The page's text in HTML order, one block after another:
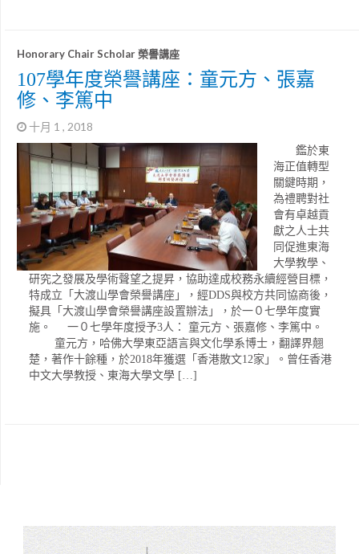
Honorary Chair Scholar 榮譽講座
107學年度榮譽講座：童元方、張嘉
修、李篤中
十月 1 , 2018
鑑於東
海正值轉型
關鍵時期，
為禮聘對社
會有卓越貢
獻之人士共
同促進東海
大學教學、
研究之發展及學術聲望之提昇，協助達成校務永續經營目標，
特成立「大渡山學會榮譽講座」，經DDS與校方共同協商後，
擬具「大渡山學會榮譽講座設置辦法」，於一０七學年度實
施。 一０七學年度授予3人： 童元方、張嘉修、李篤中。
童元方，哈佛大學東亞語言與文化學系博士，翻譯界翹
楚，著作十餘種，於2018年獲選「香港散文12家」。曾任香港
中文大學教授、東海大學文學 […]